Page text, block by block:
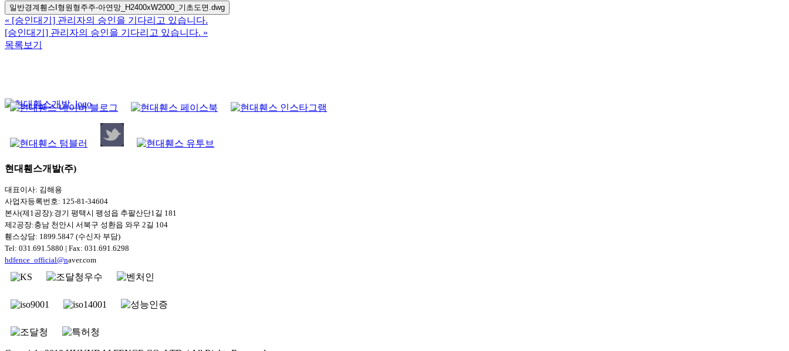
일반경계휀스I형원형주주-아연망_H2400xW2000_기초도면.dwg
« [승인대기] 관리자의 승인을 기다리고 있습니다.
[승인대기] 관리자의 승인을 기다리고 있습니다. »
목록보기
현대휀스개발(주)
대표이사: 김해용
사업자등록번호: 125-81-34604
본사(제1공장):경기 평택시 팽성읍 추팔산단1길 181
제2공장:충남 천안시 서북구 성환읍 와우 2길 104
휀스상담: 1899.5847 (수신자 부담)
Tel: 031.691.5880 | Fax: 031.691.6298
hdfence_official@naver.com